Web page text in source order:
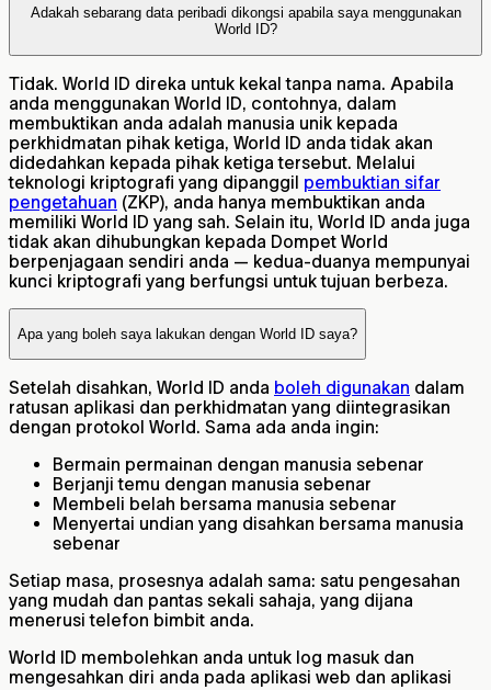
Adakah sebarang data peribadi dikongsi apabila saya menggunakan
World ID?
Tidak. World ID direka untuk kekal tanpa nama. Apabila
anda menggunakan World ID, contohnya, dalam
membuktikan anda adalah manusia unik kepada
perkhidmatan pihak ketiga, World ID anda tidak akan
didedahkan kepada pihak ketiga tersebut. Melalui
teknologi kriptografi yang dipanggil pembuktian sifar
pengetahuan (ZKP), anda hanya membuktikan anda
memiliki World ID yang sah. Selain itu, World ID anda juga
tidak akan dihubungkan kepada Dompet World
berpenjagaan sendiri anda — kedua-duanya mempunyai
kunci kriptografi yang berfungsi untuk tujuan berbeza.
Apa yang boleh saya lakukan dengan World ID saya?
Setelah disahkan, World ID anda boleh digunakan dalam
ratusan aplikasi dan perkhidmatan yang diintegrasikan
dengan protokol World. Sama ada anda ingin:
Bermain permainan dengan manusia sebenar
Berjanji temu dengan manusia sebenar
Membeli belah bersama manusia sebenar
Menyertai undian yang disahkan bersama manusia
sebenar
Setiap masa, prosesnya adalah sama: satu pengesahan
yang mudah dan pantas sekali sahaja, yang dijana
menerusi telefon bimbit anda.
World ID membolehkan anda untuk log masuk dan
mengesahkan diri anda pada aplikasi web dan aplikasi